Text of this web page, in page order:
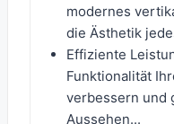
modernes
die Ästhetik
Effiziente
Funktionalität
verbessern und
Aussehen...